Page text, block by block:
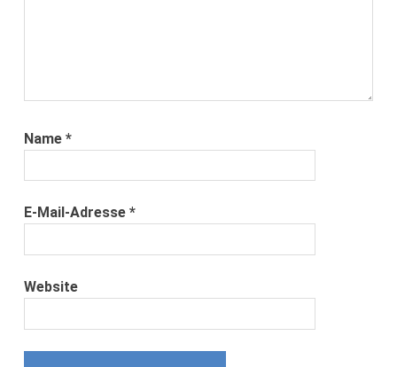
Name*
E-Mail-Adresse*
Website